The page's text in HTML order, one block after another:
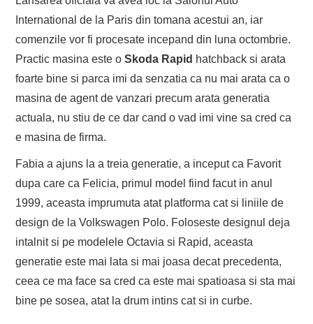
International de la Paris din tomana acestui an, iar
comenzile vor fi procesate incepand din luna octombrie.
Practic masina este oSkoda Rapid hatchback si arata
foarte bine si parca imi da senzatia ca nu mai arata ca o
masina de agent de vanzari precum arata generatia
actuala, nu stiu de ce dar cand o vad imi vine sa cred ca
e masina de firma.
Fabia a ajuns la a treia generatie, a inceput ca Favorit
dupa care ca Felicia, primul model fiind facut in anul
1999, aceasta imprumuta atat platforma cat si liniile de
design de la Volkswagen Polo. Foloseste designul deja
intalnit si pe modelele Octavia si Rapid, aceasta
generatie este mai lata si mai joasa decat precedenta,
ceea ce ma face sa cred ca este mai spatioasa si sta mai
bine pe sosea, atat la drum intins cat si in curbe.